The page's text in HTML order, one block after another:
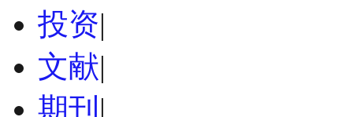
投资|
文献|
期刊 |